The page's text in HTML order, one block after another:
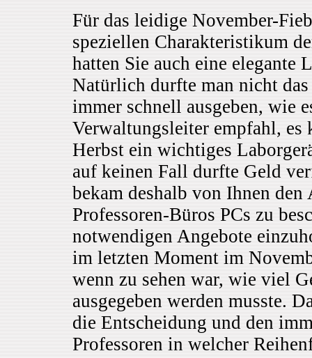
Für das leidige November-
speziellen Charakteristikum
hatten Sie auch eine elegante
Natürlich durfte man nicht das
immer schnell ausgeben, wie
Verwaltungsleiter empfahl, es
Herbst ein wichtiges
auf keinen Fall durfte Geld
bekam deshalb von Ihnen
Professoren-Büros PCs zu
notwendigen Angebote
im letzten Moment im
wenn zu sehen war, wie viel
ausgegeben werden musste.
die Entscheidung und den
Professoren in welcher